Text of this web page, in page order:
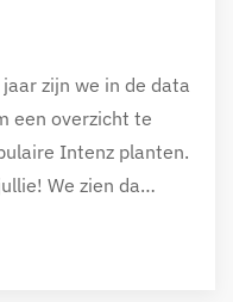
zijn we in de data
een overzicht te
Intenz planten.
We zien da…